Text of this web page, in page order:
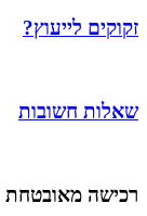
זקוקים לייעוץ?
שאלות חשובות
רכישה מאובטחת